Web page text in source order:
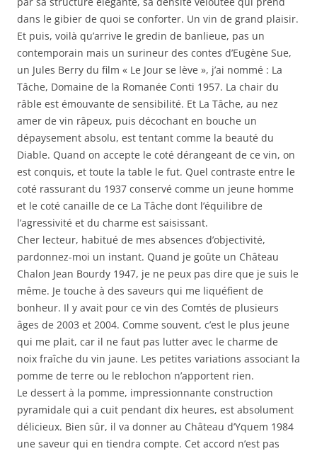
dans le gibier de quoi se conforter. Un vin de grand plaisir.
Et puis, voilà qu’arrive le gredin de banlieue, pas un
contemporain mais un surineur des contes d’Eugène Sue,
un Jules Berry du film « Le Jour se lève », j’ai nommé : La
Tâche, Domaine de la Romanée Conti 1957. La chair du
râble est émouvante de sensibilité. Et La Tâche, au nez
amer de vin râpeux, puis décochant en bouche un
dépaysement absolu, est tentant comme la beauté du
Diable. Quand on accepte le coté dérangeant de ce vin, on
est conquis, et toute la table le fut. Quel contraste entre le
coté rassurant du 1937 conservé comme un jeune homme
et le coté canaille de ce La Tâche dont l’équilibre de
l’agressivité et du charme est saisissant.
Cher lecteur, habitué de mes absences d’objectivité,
pardonnez-moi un instant. Quand je goûte un Château
Chalon Jean Bourdy 1947, je ne peux pas dire que je suis le
même. Je touche à des saveurs qui me liquéfient de
bonheur. Il y avait pour ce vin des Comtés de plusieurs
âges de 2003 et 2004. Comme souvent, c’est le plus jeune
qui me plait, car il ne faut pas lutter avec le charme de
noix fraîche du vin jaune. Les petites variations associant la
pomme de terre ou le reblochon n’apportent rien.
Le dessert à la pomme, impressionnante construction
pyramidale qui a cuit pendant dix heures, est absolument
délicieux. Bien sûr, il va donner au Château d’Yquem 1984
une saveur qui en tiendra compte. Cet accord n’est pas